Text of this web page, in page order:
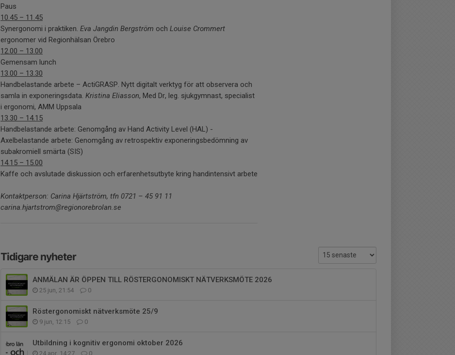
Paus
10.45 – 11.45
Synergonomi i praktiken. Eva Jangdin Bergström och Louise Crommert
ergonomer vid Regionhälsan Örebro
12.00 – 13.00
Gemensam lunch
13.00 – 13.30
Handbelastande arbete – ActiGRASP. Nytt digitalt verktyg för att observera och
samla in exponeringsdata. Kristina Eliasson, Med Dr, leg. sjukgymnast, specialist
i ergonomi, AMM Uppsala
13.30 – 14.15
Handbelastande arbete: Genomgång av Hand Activity Level (HAL) -
Axelbelastande arbete: Genomgång av retrospektiv exponeringsbedömning av
subakromiell smärta (SIS)
14.15 – 15.00
Kaffe och avslutade diskussion och erfarenhetsutbyte kring handintensivt arbete
Kontaktperson: Carina Hjärtström, tfn 0721 – 45 91 11
carina.hjartstrom@regionorebrolan.se
Tidigare nyheter
ANMÄLAN ÄR ÖPPEN TILL RÖSTERGONOMISKT NÄTVERKSMÖTE 2026
25 jun, 21:54 0
Röstergonomiskt nätverksmöte 25/9
9 jun, 12:15 0
Utbildning i kognitiv ergonomi oktober 2026
24 apr, 14:27 0